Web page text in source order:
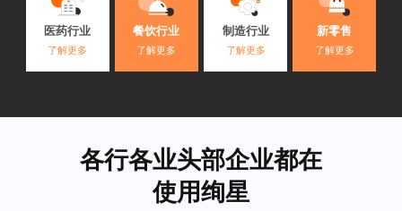
医药行业
了解更多
餐饮行业
了解更多
制造行业
了解更多
新零售
了解更多
各行各业头部企业都在
使用绚星